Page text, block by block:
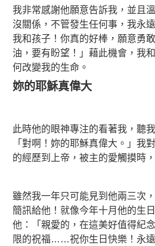
我非常感謝他願意告訴我，並且
沒關係，不管發生任何事，我永
我和孩子！你真的好棒，願意勇
油，要有盼望！」藉此機會，我
何改變我的生命。
妳的耶穌真偉大
此時他的眼神專注的看著我，聽
「對啊！妳的耶穌真偉大。」我
的經歷到上帝，被主的愛觸摸時
雖然我一年只可能見到他兩三次
簡訊給他！就像今年十月他的生
他：「親愛的，在這美好值得紀
限的祝福……祝你生日快樂！永遠